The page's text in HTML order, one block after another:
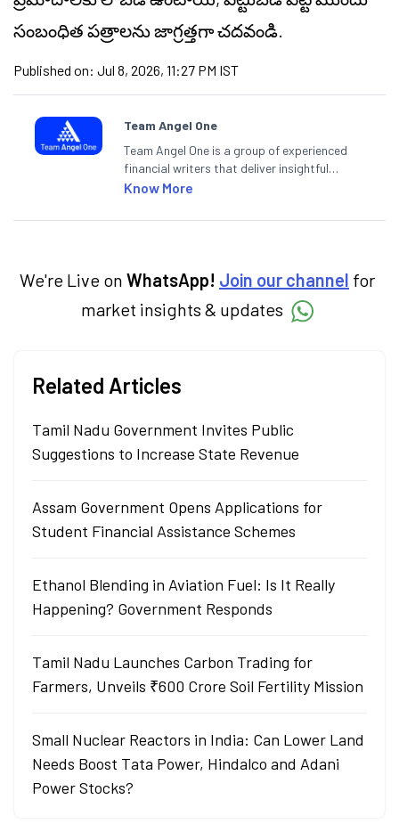
సంబంధిత పత్రాలను జాగ్రత్తగా చదవండి.
Published on: Jul 8, 2026, 11:27 PM IST
Team Angel One
Team Angel One is a group of experienced
financial writers that deliver insightful
articles on the stock market, IPO, economy,
categories.
Know More
We're Live on WhatsApp! Join our channel for
market insights & updates
Related Articles
Tamil Nadu Government Invites Public
Suggestions to Increase State Revenue
Assam Government Opens Applications for
Student Financial Assistance Schemes
Ethanol Blending in Aviation Fuel: Is It Really
Happening? Government Responds
Tamil Nadu Launches Carbon Trading for
Farmers, Unveils ₹600 Crore Soil Fertility Mission
Small Nuclear Reactors in India: Can Lower Land
Needs Boost Tata Power, Hindalco and Adani
Power Stocks?